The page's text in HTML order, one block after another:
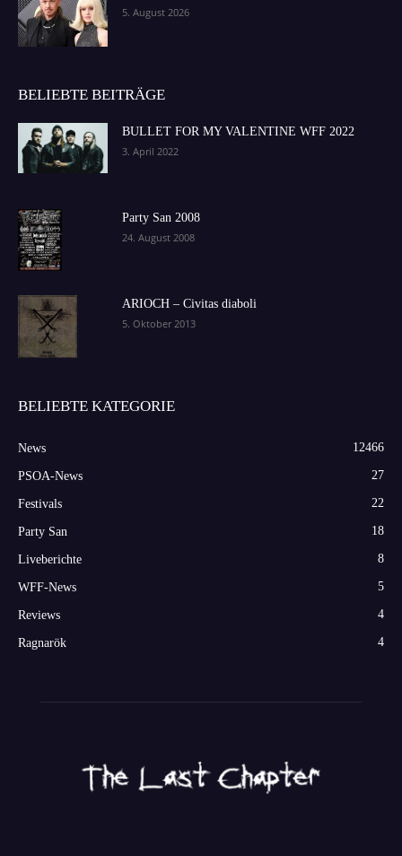
5. August 2026
BELIEBTE BEITRÄGE
BULLET FOR MY VALENTINE WFF 2022
3. April 2022
Party San 2008
24. August 2008
ARIOCH – Civitas diaboli
5. Oktober 2013
BELIEBTE KATEGORIE
News 12466
PSOA-News 27
Festivals 22
Party San 18
Liveberichte 8
WFF-News 5
Reviews 4
Ragnarök 4